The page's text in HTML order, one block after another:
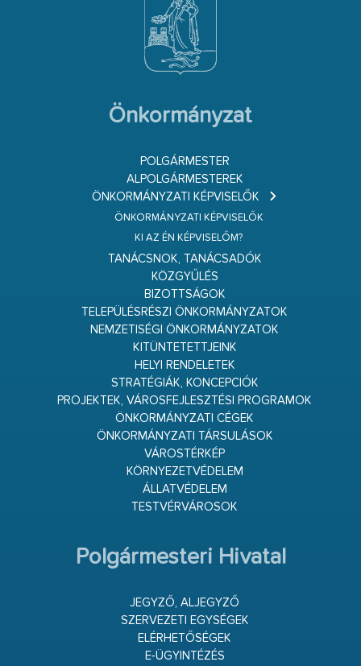
Önkormányzat
POLGÁRMESTER
ALPOLGÁRMESTEREK
ÖNKORMÁNYZATI KÉPVISELŐK
ÖNKORMÁNYZATI KÉPVISELŐK
KI AZ ÉN KÉPVISELŐM?
TANÁCSNOK, TANÁCSADÓK
KÖZGYŰLÉS
BIZOTTSÁGOK
TELEPÜLÉSRÉSZI ÖNKORMÁNYZATOK
NEMZETISÉGI ÖNKORMÁNYZATOK
KITÜNTETETTJEINK
HELYI RENDELETEK
STRATÉGIÁK, KONCEPCIÓK
PROJEKTEK, VÁROSFEJLESZTÉSI PROGRAMOK
ÖNKORMÁNYZATI CÉGEK
ÖNKORMÁNYZATI TÁRSULÁSOK
VÁROSTÉRKÉP
KÖRNYEZETVÉDELEM
ÁLLATVÉDELEM
TESTVÉRVÁROSOK
Polgármesteri Hivatal
JEGYZŐ, ALJEGYZŐ
SZERVEZETI EGYSÉGEK
ELÉRHETŐSÉGEK
E-ÜGYINTÉZÉS